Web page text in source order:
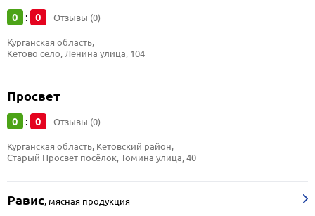
0 : 0 Отзывы (0)
Курганская область,
Кетово село, Ленина улица, 104
Просвет
0 : 0 Отзывы (0)
Курганская область, Кетовский район,
Старый Просвет посёлок, Томина улица, 40
Равис, мясная продукция